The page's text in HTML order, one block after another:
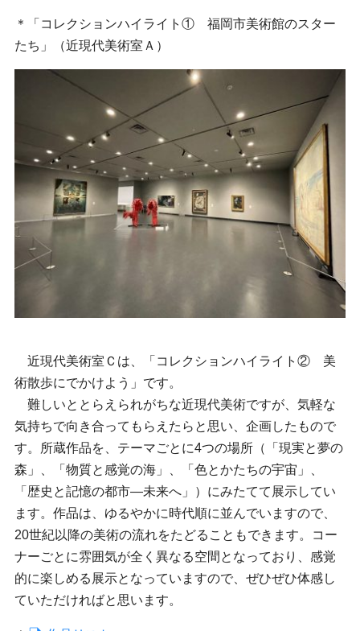
＊「コレクションハイライト① 福岡市美術館のスター
たち」（近現代美術室Ａ）
近現代美術室Ｃは、「コレクションハイライト② 美
術散歩にでかけよう」です。
難しいととらえられがちな近現代美術ですが、気軽な
気持ちで向き合ってもらえたらと思い、企画したもので
す。所蔵作品を、テーマごとに4つの場所（「現実と夢の
森」、「物質と感覚の海」、「色とかたちの宇宙」、
「歴史と記憶の都市―未来へ」）にみたてて展示してい
ます。作品は、ゆるやかに時代順に並んでいますので、
20世紀以降の美術の流れをたどることもできます。コー
ナーごとに雰囲気が全く異なる空間となっており、感覚
的に楽しめる展示となっていますので、ぜひぜひ体感し
ていただければと思います。